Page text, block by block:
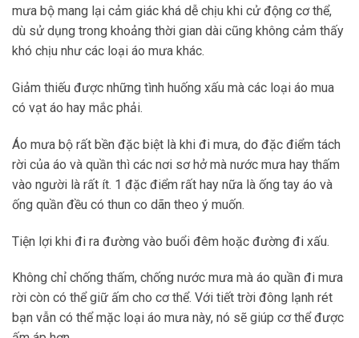
mưa bộ mang lại cảm giác khá dễ chịu khi cử động cơ thể,
dù sử dụng trong khoảng thời gian dài cũng không cảm thấy
khó chịu như các loại áo mưa khác.
Giảm thiếu được những tình huống xấu mà các loại áo mua
có vạt áo hay mắc phải.
Áo mưa bộ rất bền đặc biệt là khi đi mưa, do đặc điểm tách
rời của áo và quần thì các nơi sơ hở mà nước mưa hay thấm
vào người là rất ít. 1 đặc điểm rất hay nữa là ống tay áo và
ống quần đều có thun co dãn theo ý muốn.
Tiện lợi khi đi ra đường vào buổi đêm hoặc đường đi xấu.
Không chỉ chống thấm, chống nước mưa mà áo quần đi mưa
rời còn có thể giữ ấm cho cơ thể. Với tiết trời đông lạnh rét
bạn vẫn có thể mặc loại áo mưa này, nó sẽ giúp cơ thể được